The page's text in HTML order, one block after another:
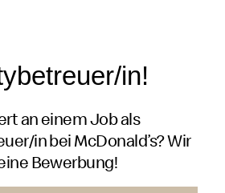
in!
an einem Job als
in bei McDonald’s? Wir
Bewerbung!